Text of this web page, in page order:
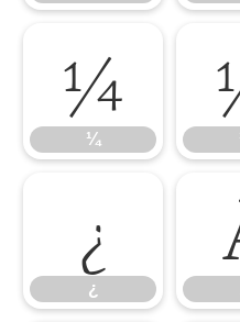
¼
¼
¿
¿